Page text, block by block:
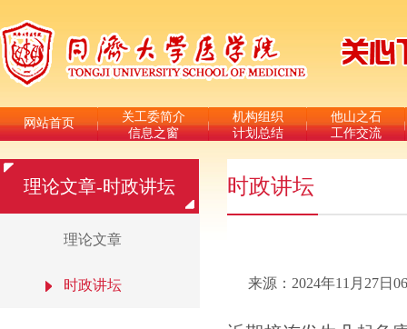
网站首页
关工委简介
信息之窗
机构组织
计划总结
他山之石
工作交流
理论文章-时政讲坛
理论文章
时政讲坛
时政讲坛
来源：2024年11月27日